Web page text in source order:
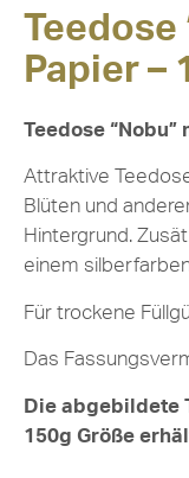
Teedose
Papier –
Teedose “Nobu”
Attraktive
Blüten und
Hintergrund.
einem
Für trockene
Das
Die abgebildete
150g Größe